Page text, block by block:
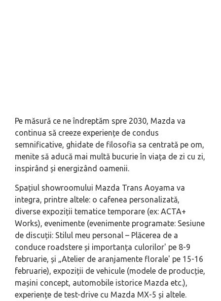
Pe măsură ce ne îndreptăm spre 2030, Mazda va
continua să creeze experiențe de condus
semnificative, ghidate de filosofia sa centrată pe om,
menite să aducă mai multă bucurie în viața de zi cu zi,
inspirând și energizând oamenii.
Spațiul showroomului Mazda Trans Aoyama va
integra, printre altele: o cafenea personalizată,
diverse expoziții tematice temporare (ex: ACTA+
Works), evenimente (evenimente programate: Sesiune
de discuții: Stilul meu personal – Plăcerea de a
conduce roadstere și importanța culorilor' pe 8-9
februarie, și „Atelier de aranjamente florale' pe 15-16
februarie), expoziții de vehicule (modele de producție,
mașini concept, automobile istorice Mazda etc.),
experiențe de test-drive cu Mazda MX-5 și altele.